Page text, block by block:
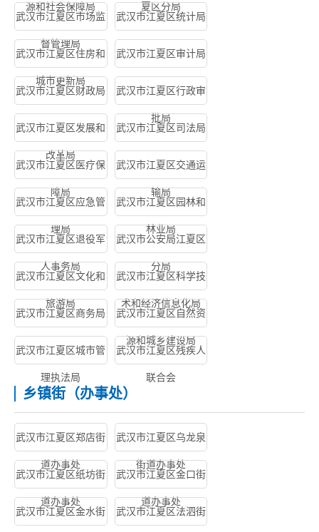
源和社会保障局
夏区分局
武汉市江夏区市场监
督管理局
武汉市江夏区统计局
武汉市江夏区住房和
城市更新局
武汉市江夏区审计局
武汉市江夏区财政局 武汉市江夏区行政审
批局
武汉市江夏区发展和
改革局
武汉市江夏区司法局
武汉市江夏区医疗保
障局
武汉市江夏区交通运
输局
武汉市江夏区应急管
理局
武汉市江夏区园林和
林业局
武汉市江夏区退役军
人事务局
武汉市公安局江夏区
分局
武汉市江夏区文化和
旅游局
武汉市江夏区科学技
术和经济信息化局
武汉市江夏区商务局
武汉市江夏区自然资
源和城乡建设局
武汉市江夏区城市管
理执法局
武汉市江夏区残疾人
联合会
乡镇街（办事处）
武汉市江夏区郑店街
道办事处
武汉市江夏区乌龙泉
街道办事处
武汉市江夏区纸坊街
道办事处
武汉市江夏区金口街
道办事处
武汉市江夏区金水街
武汉市江夏区法泗街